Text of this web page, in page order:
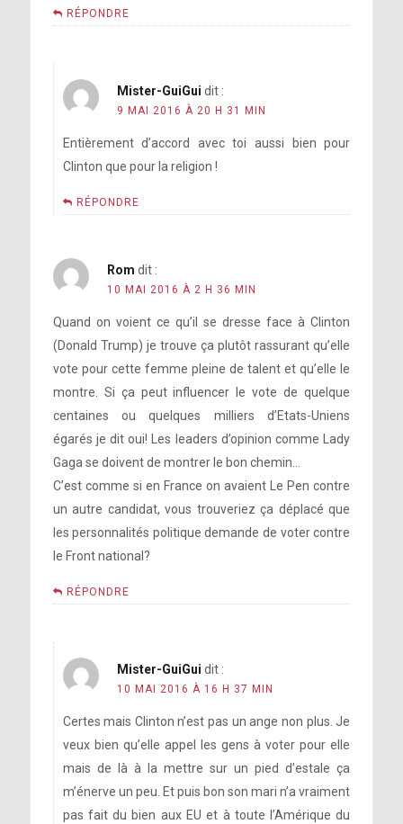
RÉPONDRE
Mister-GuiGui dit :
9 MAI 2016 À 20 H 31 MIN
Entièrement d’accord avec toi aussi bien pour
Clinton que pour la religion !
RÉPONDRE
Rom dit :
10 MAI 2016 À 2 H 36 MIN
Quand on voient ce qu’il se dresse face à Clinton
(Donald Trump) je trouve ça plutôt rassurant qu’elle
vote pour cette femme pleine de talent et qu’elle le
montre. Si ça peut influencer le vote de quelque
centaines ou quelques milliers d’Etats-Uniens
égarés je dit oui! Les leaders d’opinion comme Lady
Gaga se doivent de montrer le bon chemin…
C’est comme si en France on avaient Le Pen contre
un autre candidat, vous trouveriez ça déplacé que
les personnalités politique demande de voter contre
le Front national?
RÉPONDRE
Mister-GuiGui dit :
10 MAI 2016 À 16 H 37 MIN
Certes mais Clinton n’est pas un ange non plus. Je
veux bien qu’elle appel les gens à voter pour elle
mais de là à la mettre sur un pied d’estale ça
m’énerve un peu. Et puis bon son mari n’a vraiment
pas fait du bien aux EU et à toute l’Amérique du